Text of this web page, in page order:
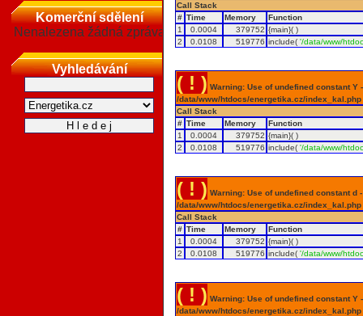
Komerční sdělení
Nenalezena žádná zpráva
Vyhledávání
Call Stack
# Time Memory
Function
1
0.0004 379752 {main}( )
2
0.0108 519776 include('/data/www/
( ! ) Warning: Use of undefined constant
/data/www/htdocs/energetika.cz/
Call Stack
# Time Memory
Function
1
0.0004 379752 {main}( )
2
0.0108 519776 include('/data/www/
( ! ) Warning: Use of undefined constant
/data/www/htdocs/energetika.cz/
Call Stack
# Time Memory
Function
1
0.0004 379752 {main}( )
2
0.0108 519776 include('/data/www/
( ! ) Warning: Use of undefined constant
/data/www/htdocs/energetika.cz/